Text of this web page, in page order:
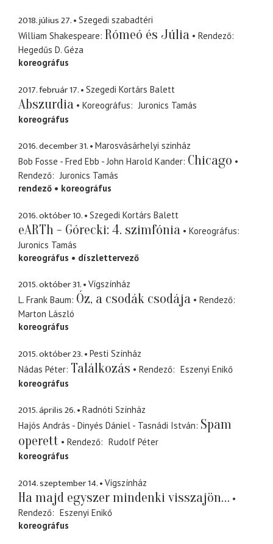
2018. július 27.
Szegedi szabadtéri
William Shakespeare Rómeó és Júlia
Rendező
Hegedűs D. Géza
koreográfus
2017. február 17. Szegedi Kortárs Balett
Abszurdia Koreográfus
Juronics Tamás
koreográfus
2016. december 31.
Marosvásárhelyi szinház
Bob Fosse - Fred Ebb - John Harold Kander Chicago
Rendező
Juronics Tamás
rendező
koreográfus
2016. október 10. Szegedi Kortárs Balett
eARTh - Górecki: 4. szimfónia
Koreográfus
Juronics Tamás
koreográfus
díszlettervező
2015. október 31.
Vígszínház
L. Frank Baum Óz, a csodák csodája
Rendező
Marton László
koreográfus
2015. október 23.
Pesti Színház
Nádas Péter Találkozás Rendező
Eszenyi Enikő
koreográfus
2015. április 26.
Radnóti Színház
Hajós András - Dinyés Dániel - Tasnádi István Spam
operett
Rendező
Rudolf Péter
koreográfus
2014. szeptember 14. Vígszínház
Ha majd egyszer mindenki visszajön…
Rendező
Eszenyi Enikő
koreográfus